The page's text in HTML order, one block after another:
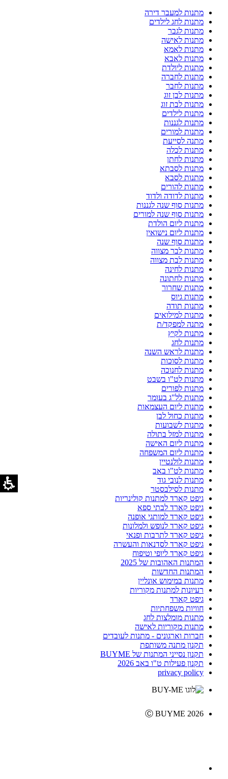
מתנות למעבר דירה
מתנות לחג לילדים
מתנות לגבר
מתנות לאישה
מתנות לאמא
מתנות לאבא
מתנות ליולדת
מתנות לחברה
מתנות לחבר
מתנות לבן זוג
מתנות לבת זוג
מתנות לילדים
מתנות לגננות
מתנות למורים
מתנה לסייעת
מתנות לכלה
מתנות לחתן
מתנות לסבתא
מתנות לסבא
מתנות להורים
מתנות לדודה ולדוד
מתנות סוף שנה לגננות
מתנות סוף שנה למורים
מתנות ליום הולדת
מתנות ליום נישואין
מתנות סוף שנה
מתנות לבר מצווה
מתנות לבת מצווה
מתנות לחינה
מתנות לחתונה
מתנות שחרור
מתנות גיוס
מתנות תודה
מתנות למילואים
מתנה למפקד/ת
מתנות לקיץ
מתנות לחג
מתנות לראש השנה
מתנות לסוכות
מתנות לחנוכה
מתנות לט"ו בשבט
מתנות לפורים
מתנות לל"ג בעומר
מתנות ליום העצמאות
מתנות כחול לבן
מתנות לשבועות
מתנות למזל בתולה
מתנות ליום האישה
מתנות ליום המשפחה
מתנות לולנטיין
מתנות לט"ו באב
מתנות לנובי גוד
מתנות לסילבסטר
גיפט קארד למתנות קולינריות
גיפט קארד לבתי ספא
גיפט קארד למותגי אופנה
גיפט קארד לנופש ולמלונות
גיפט קארד לתרבות ופנאי
גיפט קארד לסדנאות והעשרה
גיפט קארד ליופי וטיפוח
המתנות האהובות של 2025
המתנות החדשות
מתנות במימוש אונליין
רעיונות למתנות מקוריות
גיפט קארד
חוויות משפחתיות
מתנות מומלצות לחג
מתנות מקוריות לאישה
חברות וארגונים - מתנות לעובדים
תקנון מתנה משותפת
תקנון נסייני המתנות של BUYME
תקנון פעילות ט"ו באב 2026
privacy policy
Ⓒ BUYME 2026